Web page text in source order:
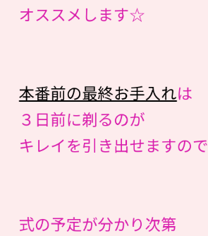
オススメします☆
本番前の最終お手入れは
３日前に剃るのが
キレイを引き出せますので
式の予定が分かり次第